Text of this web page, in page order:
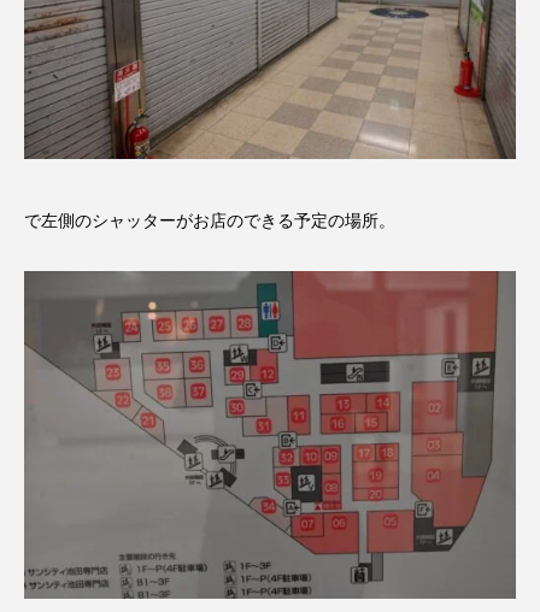
で左側のシャッターがお店のできる予定の場所。